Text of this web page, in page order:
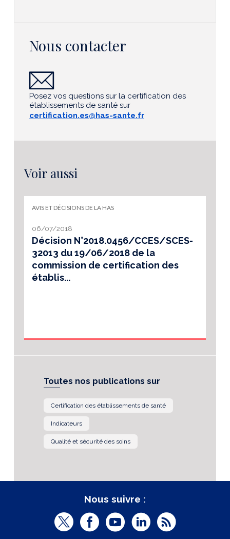
Nous contacter
Posez vos questions sur la certification des
établissements de santé sur
certification.es@has-sante.fr
Voir aussi
AVIS ET DÉCISIONS DE LA HAS
06/07/2018
Décision N°2018.0456/CCES/SCES-
32013 du 19/06/2018 de la
commission de certification des
établis...
Toutes nos publications sur
Certification des établissements de santé
Indicateurs
Qualité et sécurité des soins
Nous suivre :
T
F
Y
L
R